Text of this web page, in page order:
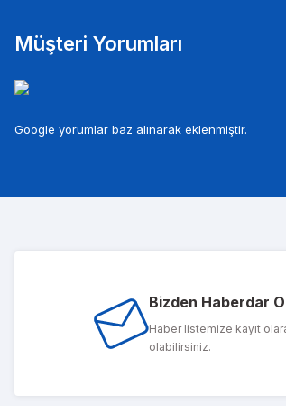
Müşteri Yorumları
Google yorumlar baz alınarak eklenmiştir.
Bizden Haberdar
Haber listemize kayıt
olabilirsiniz.